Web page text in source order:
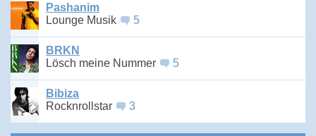
Pashanim
Lounge Musik
5
BRKN
Lösch meine Nummer
5
Bibiza
Rocknrollstar
3